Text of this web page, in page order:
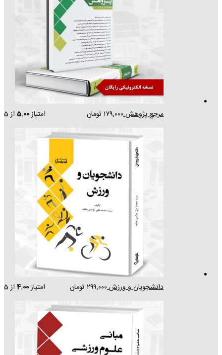
مرجع پژوهش امتیاز5.00 از 5 ۱۷۹,۰۰۰ تومان
دانشجویان و ورزش امتیاز4.00 از 5 ۲۹۹,۰۰۰ تومان